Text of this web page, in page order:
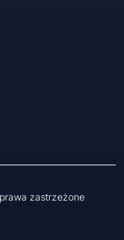
zastrzeżone